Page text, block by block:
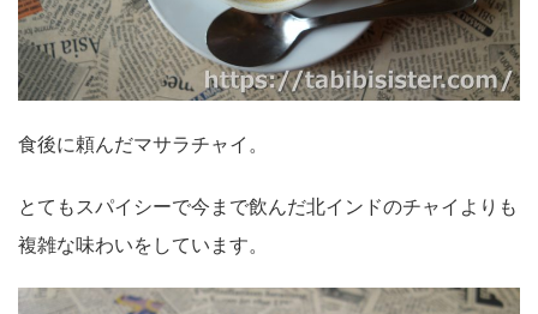
食後に頼んだマサラチャイ。
とてもスパイシーで今まで飲んだ北インドのチャイよりも
複雑な味わいをしています。